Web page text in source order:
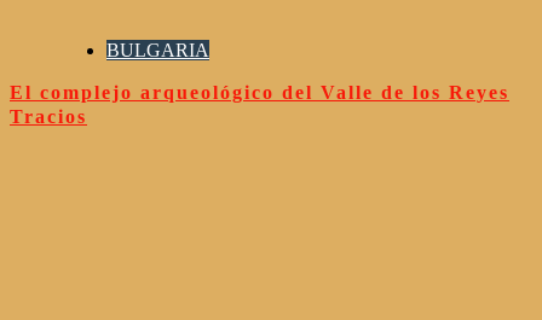
BULGARIA
El complejo arqueológico del Valle de los Reyes
Tracios